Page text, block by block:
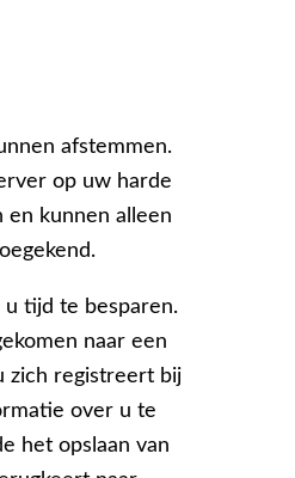
afstemmen.
op uw harde
en kunnen alleen
u tijd te besparen.
naar een
zich registreert bij
over u te
het opslaan van